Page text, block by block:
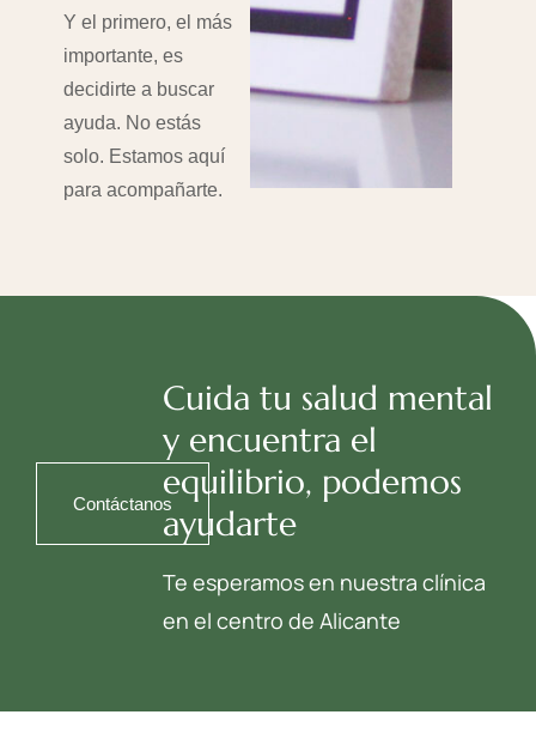
Y el primero, el más
importante, es
decidirte a buscar
ayuda. No estás
solo. Estamos aquí
para acompañarte.
Contáctanos
Cuida tu salud mental
y encuentra el
equilibrio, podemos
ayudarte
Te esperamos en nuestra clínica
en el centro de Alicante